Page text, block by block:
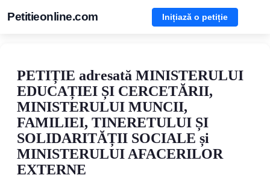
Petitieonline.com Inițiază o petiție
PETIȚIE adresată MINISTERULUI
EDUCAȚIEI ȘI CERCETĂRII,
MINISTERULUI MUNCII,
FAMILIEI, TINERETULUI ȘI
SOLIDARITĂȚII SOCIALE și
MINISTERULUI AFACERILOR
EXTERNE